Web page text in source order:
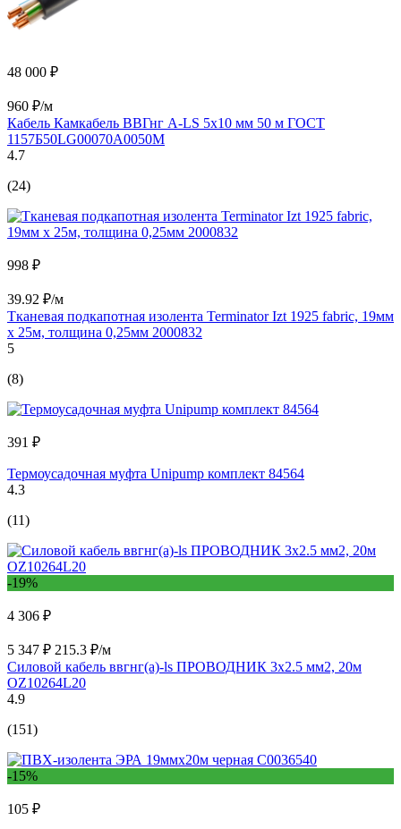
48 000 ₽
960 ₽/м
Кабель Камкабель ВВГнг А-LS 5x10 мм 50 м ГОСТ
1157Б50LG00070А0050М
4.7
(24)
998 ₽
39.92 ₽/м
Тканевая подкапотная изолента Terminator Izt 1925 fabric, 19мм
х 25м, толщина 0,25мм 2000832
5
(8)
391 ₽
Термоусадочная муфта Unipump комплект 84564
4.3
(11)
-19%
4 306 ₽
5 347 ₽ 215.3 ₽/м
Силовой кабель ввгнг(a)-ls ПРОВОДНИК 3x2.5 мм2, 20м
OZ10264L20
4.9
(151)
-15%
105 ₽